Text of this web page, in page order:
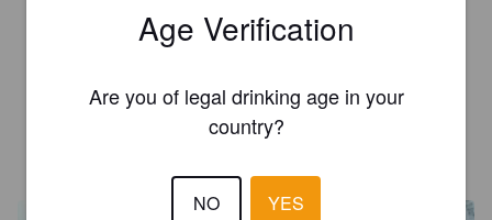
JOCELYN D.
Age Verification
Are you of legal drinking age in your
country?
NO YES